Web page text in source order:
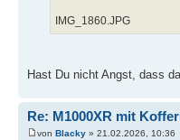
IMG_1860.JPG
Hast Du nicht Angst, dass
Re: M1000XR mit
von Blacky » 21.02.2026, 10:36